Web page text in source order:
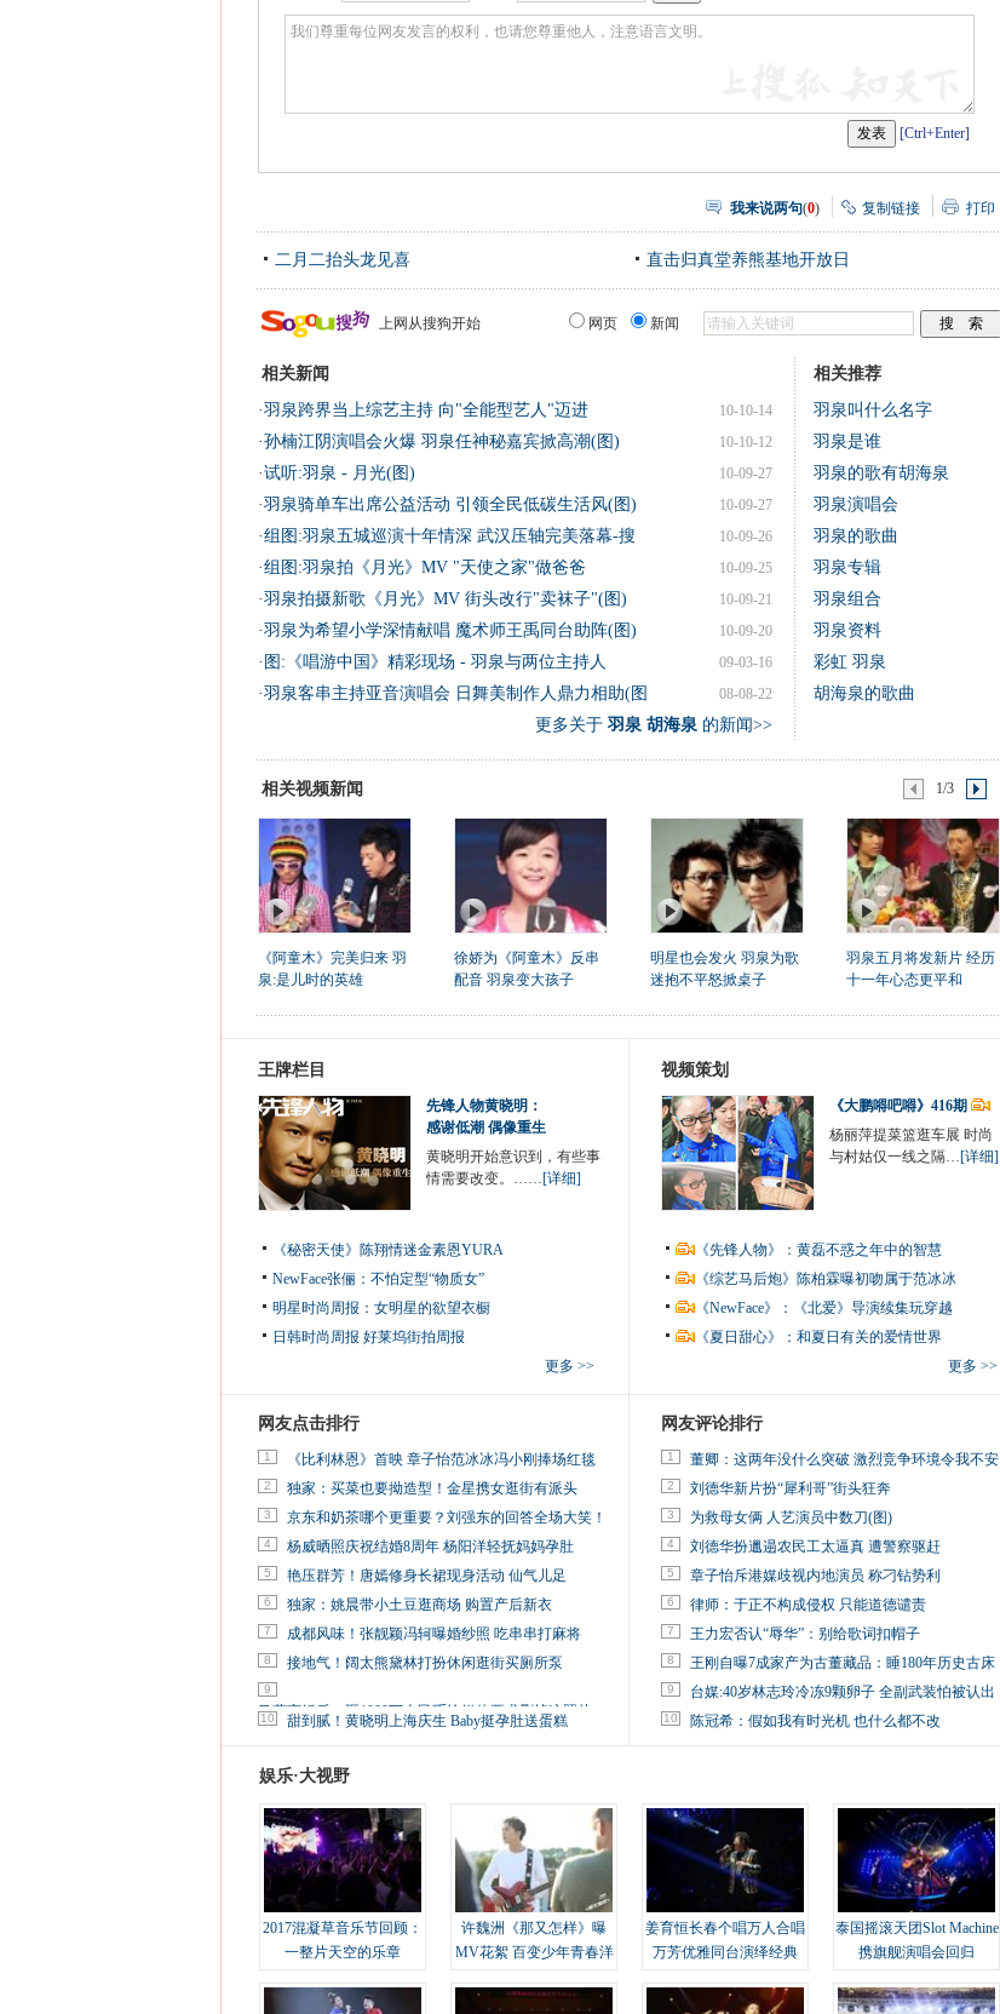
[Ctrl+Enter]
我来说两句(0) 复制链接 打印
二月二抬头龙见喜 直击归真堂养熊基地开放日
上网从搜狗开始 网页 新闻
相关新闻
10-10-14
·羽泉跨界当上综艺主持 向"全能型艺人"迈进
10-10-12
·孙楠江阴演唱会火爆 羽泉任神秘嘉宾掀高潮(图)
10-09-27
·试听:羽泉 - 月光(图)
10-09-27
·羽泉骑单车出席公益活动 引领全民低碳生活风(图)
10-09-26
·组图:羽泉五城巡演十年情深 武汉压轴完美落幕-搜
10-09-25
·组图:羽泉拍《月光》MV "天使之家"做爸爸
10-09-21
·羽泉拍摄新歌《月光》MV 街头改行"卖袜子"(图)
10-09-20
·羽泉为希望小学深情献唱 魔术师王禹同台助阵(图)
09-03-16
· 图:《唱游中国》精彩现场 - 羽泉与两位主持人
08-08-22
·羽泉客串主持亚音演唱会 日舞美制作人鼎力相助(图
更多关于 羽泉 胡海泉的新闻>>
相关推荐
羽泉叫什么名字
羽泉是谁
羽泉的歌有胡海泉
羽泉演唱会
羽泉的歌曲
羽泉专辑
羽泉组合
羽泉资料
彩虹 羽泉
胡海泉的歌曲
相关视频新闻 1/3
《阿童木》完美归来 羽
泉:是儿时的英雄
徐娇为《阿童木》反串
配音 羽泉变大孩子
明星也会发火 羽泉为歌
迷抱不平怒掀桌子
羽泉五月将发新片 经历
十一年心态更平和
王牌栏目
先锋人物黄晓明：
感谢低潮 偶像重生
黄晓明开始意识到，有些事
情需要改变。……[详细]
《秘密天使》陈翔情迷金素恩YURA
NewFace张俪：不怕定型“物质女”
明星时尚周报：女明星的欲望衣橱
日韩时尚周报 好莱坞街拍周报
更多 >>
视频策划
《大鹏嘚吧嘚》416期
杨丽萍提菜篮逛车展 时尚
与村姑仅一线之隔…[详细]
《先锋人物》：黄磊不惑之年中的智慧
《综艺马后炮》陈柏霖曝初吻属于范冰冰
《NewFace》：《北爱》导演续集玩穿越
《夏日甜心》：和夏日有关的爱情世界
更多 >>
网友点击排行
1 《比利林恩》首映 章子怡范冰冰冯小刚捧场红毯
2 独家：买菜也要拗造型！金星携女逛街有派头
3 京东和奶茶哪个更重要？刘强东的回答全场大笑！
4 杨威晒照庆祝结婚8周年 杨阳洋轻抚妈妈孕肚
5 艳压群芳！唐嫣修身长裙现身活动 仙气儿足
6 独家：姚晨带小土豆逛商场 购置产后新衣
7 成都风味！张靓颖冯轲曝婚纱照 吃串串打麻将
8 接地气！阔太熊黛林打扮休闲逛街买厕所泵
9
马蓉离婚后，砸1000万人民币给媒体要求删掉这照片
10 甜到腻！黄晓明上海庆生 Baby挺孕肚送蛋糕
网友评论排行
1 董卿：这两年没什么突破 激烈竞争环境令我不安
2 刘德华新片扮“犀利哥”街头狂奔
3 为救母女俩 人艺演员中数刀(图)
4 刘德华扮邋遢农民工太逼真 遭警察驱赶
5 章子怡斥港媒歧视内地演员 称刁钻势利
6 律师：于正不构成侵权 只能道德谴责
7 王力宏否认“辱华”：别给歌词扣帽子
8 王刚自曝7成家产为古董藏品：睡180年历史古床
9 台媒:40岁林志玲冷冻9颗卵子 全副武装怕被认出
10 陈冠希：假如我有时光机 也什么都不改
娱乐·大视野
2017混凝草音乐节回顾：
一整片天空的乐章
许魏洲《那又怎样》曝
MV花絮 百变少年青春洋
姜育恒长春个唱万人合唱
万芳优雅同台演绎经典
泰国摇滚天团Slot Machine
携旗舰演唱会回归